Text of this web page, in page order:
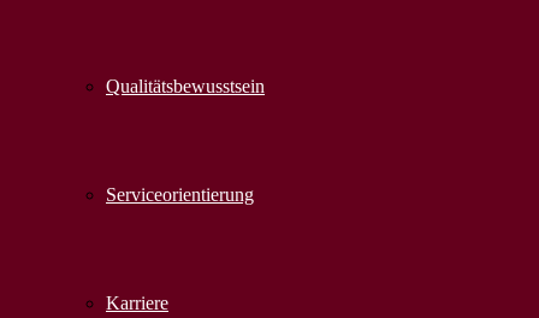
Qualitäts­bewusstsein
Serviceorientierung
Karriere